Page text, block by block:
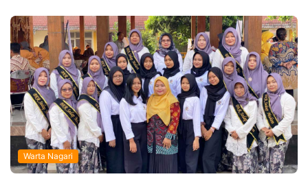
Warta Nagari